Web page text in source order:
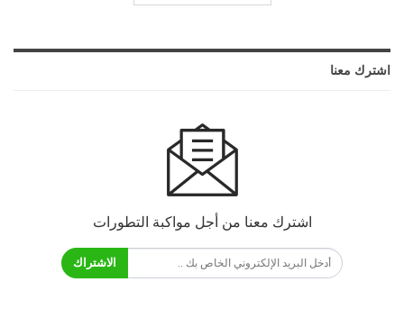
اشترك معنا
اشترك معنا من أجل مواكبة التطورات
الاشتراك